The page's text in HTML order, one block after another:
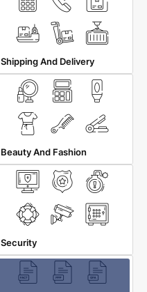
Shipping And Delivery
Beauty And Fashion
Security